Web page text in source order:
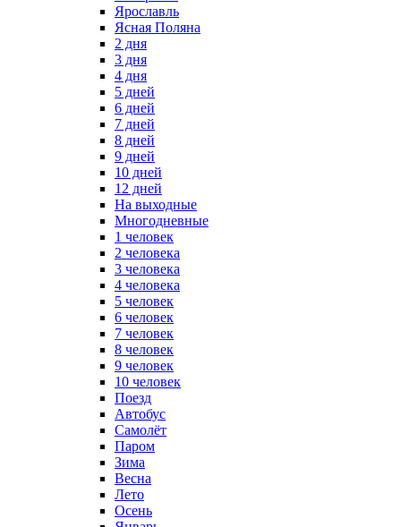
Ярославль
Ясная Поляна
2 дня
3 дня
4 дня
5 дней
6 дней
7 дней
8 дней
9 дней
10 дней
12 дней
На выходные
Многодневные
1 человек
2 человека
3 человека
4 человека
5 человек
6 человек
7 человек
8 человек
9 человек
10 человек
Поезд
Автобус
Самолёт
Паром
Зима
Весна
Лето
Осень